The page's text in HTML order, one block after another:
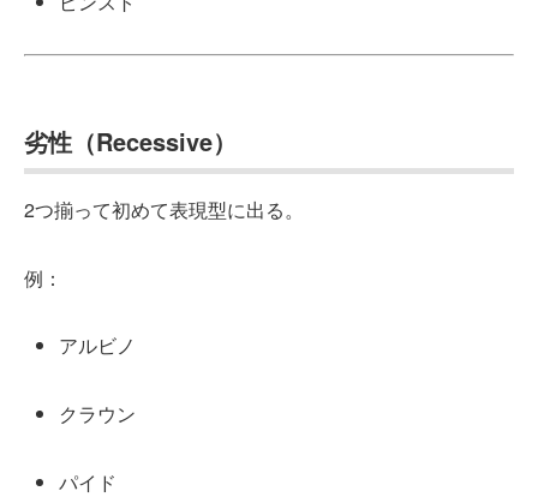
劣性（Recessive）
2つ揃って初めて表現型に出る。
例：
アルビノ
クラウン
パイド